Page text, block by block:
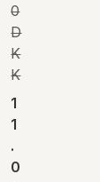
0
D
K
K
1
1
.
0